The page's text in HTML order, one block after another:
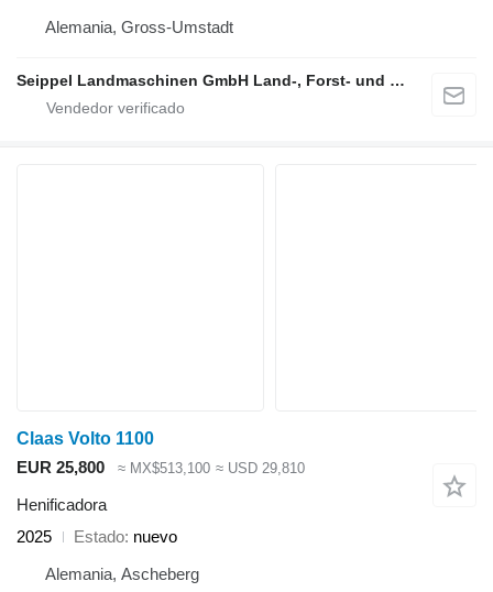
Alemania, Gross-Umstadt
Seippel Landmaschinen GmbH Land-, Forst- und Gartentechnik
Claas Volto 1100
EUR 25,800
≈ MX$513,100 ≈ USD 29,810
Henificadora
2025
Estado nuevo
Alemania, Ascheberg